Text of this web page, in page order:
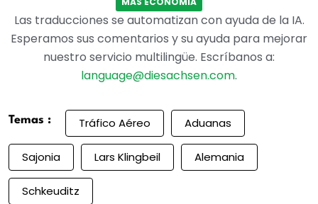
Las traducciones se automatizan con ayuda de la IA.
Esperamos sus comentarios y su ayuda para mejorar
nuestro servicio multilingüe. Escríbanos a:
language@diesachsen.com.
Temas : Tráfico Aéreo Aduanas
Sajonia Lars Klingbeil Alemania
Schkeuditz